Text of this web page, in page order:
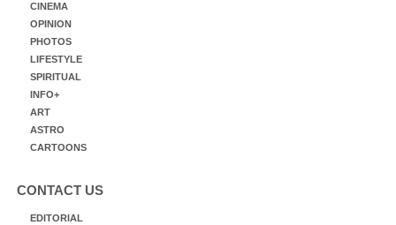
CINEMA
OPINION
PHOTOS
LIFESTYLE
SPIRITUAL
INFO+
ART
ASTRO
CARTOONS
CONTACT US
EDITORIAL